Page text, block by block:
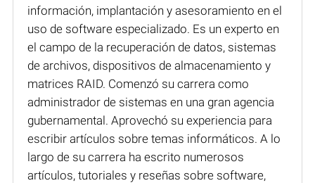
información, implantación y asesoramiento en el
uso de software especializado. Es un experto en
el campo de la recuperación de datos, sistemas
de archivos, dispositivos de almacenamiento y
matrices RAID. Comenzó su carrera como
administrador de sistemas en una gran agencia
gubernamental. Aprovechó su experiencia para
escribir artículos sobre temas informáticos. A lo
largo de su carrera ha escrito numerosos
artículos, tutoriales y reseñas sobre software,